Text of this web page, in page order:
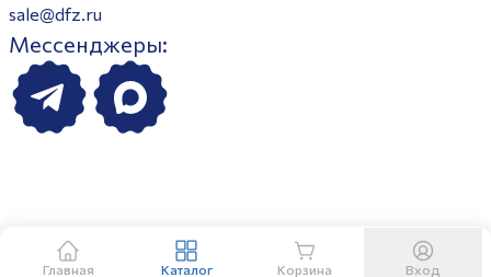
sale@dfz.ru
Мессенджеры:
Главная Каталог Корзина Вход